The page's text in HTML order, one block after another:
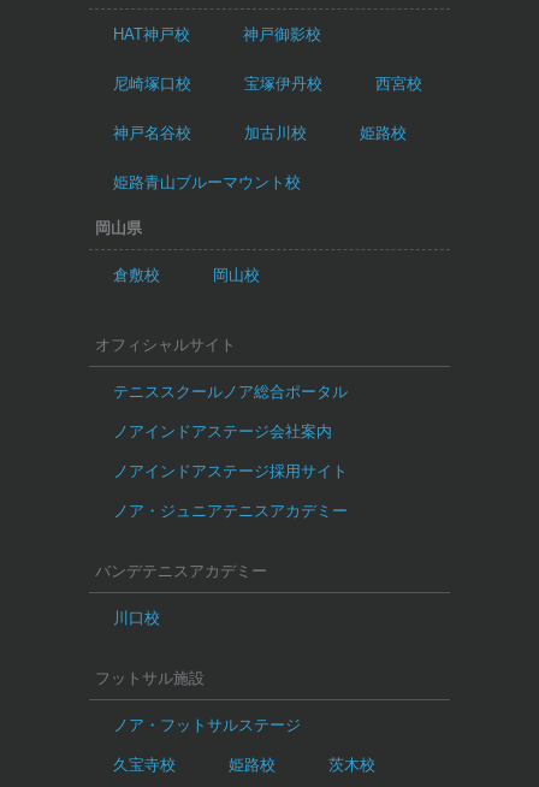
HAT神戸校 神戸御影校
尼崎塚口校 宝塚伊丹校 西宮校
神戸名谷校 加古川校 姫路校
姫路青山ブルーマウント校
岡山県
倉敷校 岡山校
オフィシャルサイト
テニススクールノア総合ポータル
ノアインドアステージ会社案内
ノアインドアステージ採用サイト
ノア・ジュニアテニスアカデミー
バンデテニスアカデミー
川口校
フットサル施設
ノア・フットサルステージ
久宝寺校 姫路校 茨木校